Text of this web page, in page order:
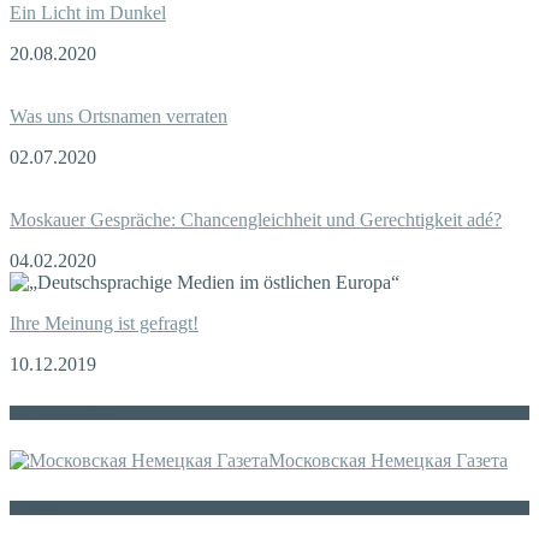
Ein Licht im Dunkel
20.08.2020
Was uns Ortsnamen verraten
02.07.2020
Moskauer Gespräche: Chancengleichheit und Gerechtigkeit adé?
04.02.2020
Ihre Meinung ist gefragt!
10.12.2019
Московская Немецкая Газета